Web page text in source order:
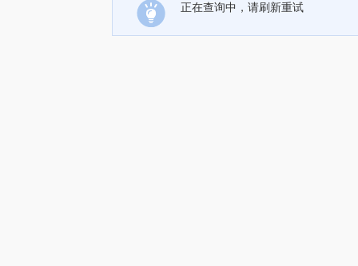
正在查询中，请刷新重试